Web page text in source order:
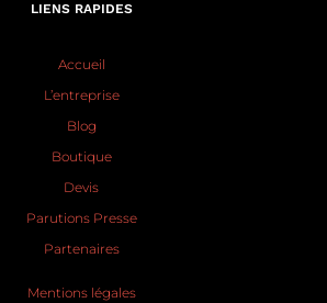
LIENS RAPIDES
Accueil
L’entreprise
Blog
Boutique
Devis
Parutions Presse
Partenaires
Mentions légales